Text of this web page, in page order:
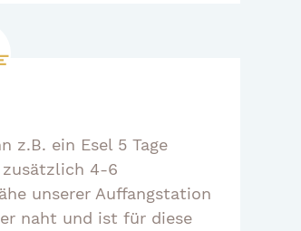
z.B. ein Esel 5 Tage
zusätzlich 4-6
unserer Auffangstation
naht und ist für diese